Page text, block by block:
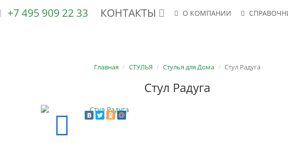
+7 495 909 22 33 КОНТАКТЫ О КОМПАНИИ
ФСФ-ТВ/
Главная СТУЛЬЯ Стулья для Дома Стул Радуга
Стул Радуга